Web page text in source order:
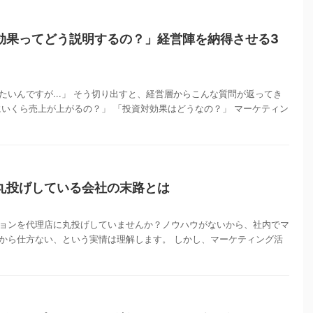
果ってどう説明するの？」経営陣を納得させる3
いんですが...」 そう切り出すと、経営層からこんな質問が返ってき
くら売上が上がるの？」 「投資対効果はどうなの？」 マーケティン
投げしている会社の末路とは
ンを代理店に丸投げしていませんか？ノウハウがないから、社内でマ
ら仕方ない、という実情は理解します。 しかし、マーケティング活